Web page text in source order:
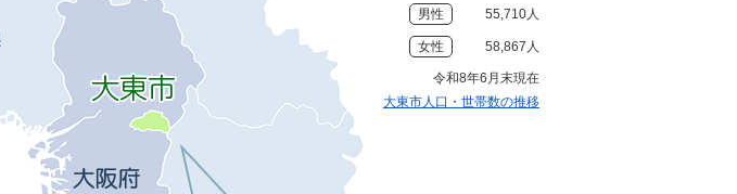
男性 55,710人
女性 58,867人
令和8年6月末現在
大東市人口・世帯数の推移